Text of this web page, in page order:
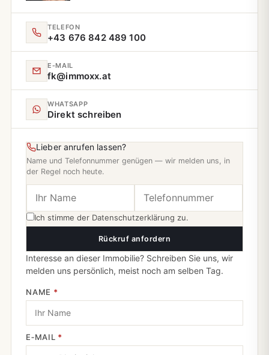
TELEFON
+43 676 842 489 100
E‑MAIL
fk@immoxx.at
WHATSAPP
Direkt schreiben
Lieber anrufen lassen?
Name und Telefonnummer genügen — wir melden uns, in
der Regel noch heute.
Ich stimme der Datenschutzerklärung zu.
Rückruf anfordern
Interesse an dieser Immobilie? Schreiben Sie uns, wir
melden uns persönlich, meist noch am selben Tag.
NAME *
E‑MAIL *